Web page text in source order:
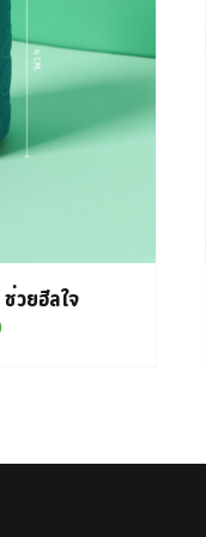
ช่วยฮีลใจ
Current
DETAILS